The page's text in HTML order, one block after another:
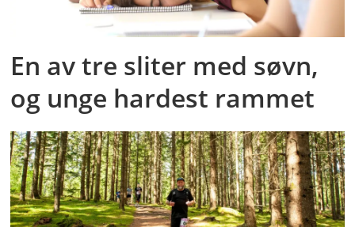
En av tre sliter med søvn,
og unge hardest rammet